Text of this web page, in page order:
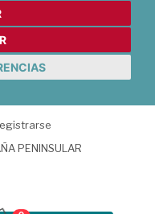
PENINSULAR